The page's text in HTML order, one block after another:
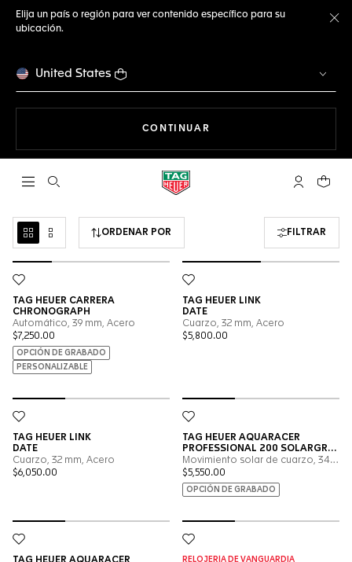
Elija un país o región para ver contenido específico para su
ubicación.
United States
CONTINUAR
Abrir el menú de búsqueda Cuenta Mi
Su